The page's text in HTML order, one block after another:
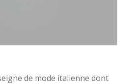
de mode italienne dont